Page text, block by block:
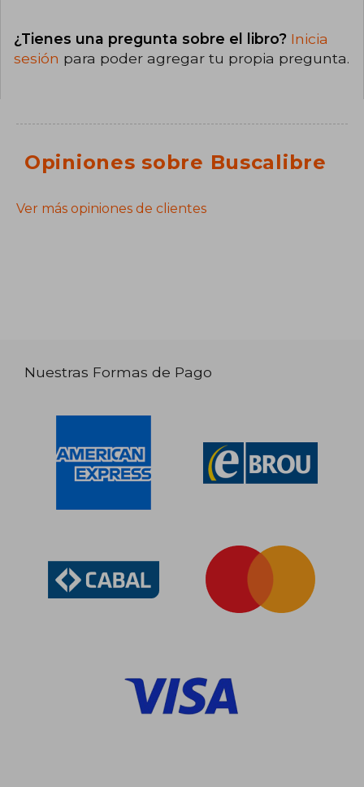
¿Tienes una pregunta sobre el libro? Inicia
sesión para poder agregar tu propia pregunta.
Opiniones sobre Buscalibre
Ver más opiniones de clientes
Nuestras Formas de Pago